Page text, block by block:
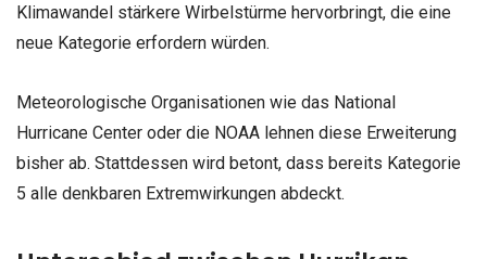
Klimawandel stärkere Wirbelstürme hervorbringt, die eine
neue Kategorie erfordern würden.
Meteorologische Organisationen wie das National
Hurricane Center oder die NOAA lehnen diese Erweiterung
bisher ab. Stattdessen wird betont, dass bereits Kategorie
5 alle denkbaren Extremwirkungen abdeckt.